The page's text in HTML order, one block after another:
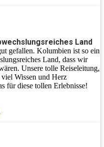
Land
gefallen. Kolumbien ist so ein
Land, dass wir
Unsere tolle Reiseleitung,
Wissen und Herz
für diese tollen Erlebnisse!